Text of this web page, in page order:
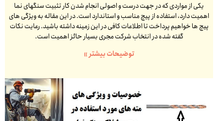
یکی از مواردی که در جهت درست و اصولی انجام شدن کار تثبیت سنگهای نما
اهمیت دارد، استفاده از پیچ مناسب و استاندارد است. در این مقاله به ویژگی های
پیچ ها خواهیم پرداخت تا اطلاعات کافی در این زمینه داشته باشید. رعایت نکات
گفته شده در انتخاب شرکت مجری بسیار حائز اهمیت است.
توضیحات بیشتر »